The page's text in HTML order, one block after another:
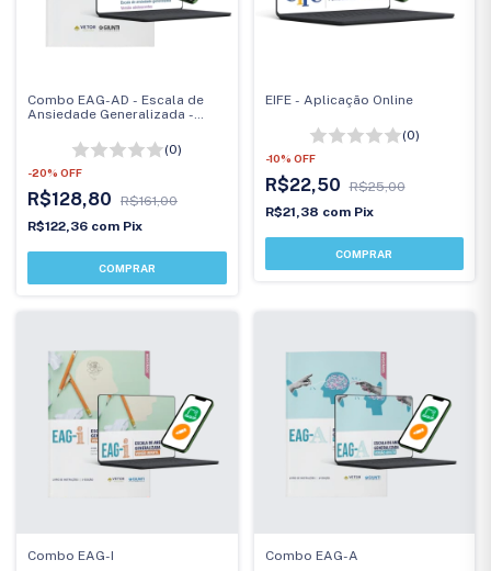
Combo EAG-AD - Escala de
Ansiedade Generalizada -
(0)
-20% OFF
R$128,80
R$161,00
R$122,36 com Pix
EIFE - Aplicação Online
(0)
-10% OFF
R$22,50
R$25,00
R$21,38 com Pix
Combo EAG-I Combo EAG-A